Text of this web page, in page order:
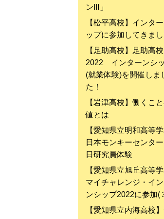
ンⅢ」
【松平高校】インタ
ップに参加してきまし
【足助高校】足助高校
2022 インターンシ
(就業体験)を開催しま
た！
【岩津高校】働くこ
値とは
【愛知県立明和高等学
日本モンキーセンタ
日研究員体験
【愛知県立旭丘高等学
マイチャレンジ・イ
ンシップ2022に参加(
【愛知県立内海高校